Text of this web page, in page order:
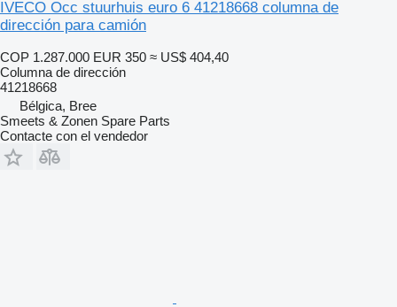
IVECO Occ stuurhuis euro 6 41218668 columna de
dirección para camión
COP 1.287.000 EUR 350 ≈ US$ 404,40
Columna de dirección
41218668
Bélgica, Bree
Smeets & Zonen Spare Parts
Contacte con el vendedor